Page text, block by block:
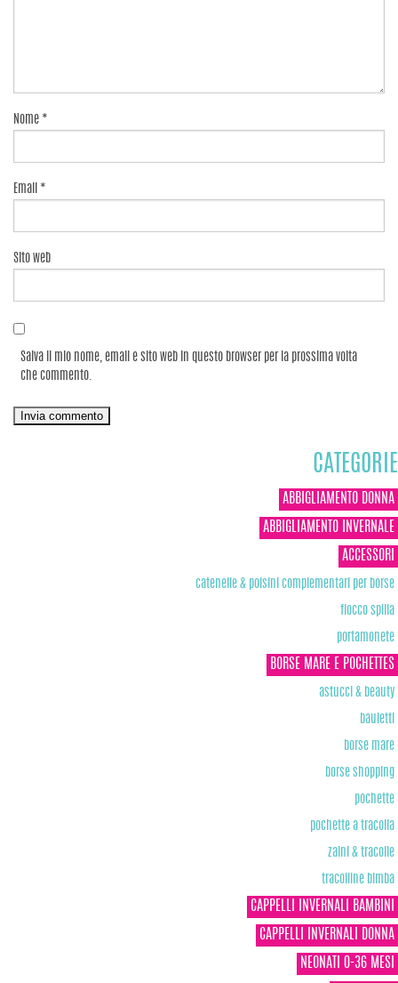
Nome *
Email *
Sito web
Salva il mio nome, email e sito web in questo browser per la prossima volta
che commento.
CATEGORIE
ABBIGLIAMENTO DONNA
ABBIGLIAMENTO INVERNALE
ACCESSORI
catenelle & polsini complementari per borse
fiocco spilla
portamonete
BORSE MARE E POCHETTES
astucci & beauty
bauletti
borse mare
borse shopping
pochette
pochette a tracolla
zaini & tracolle
tracolline bimba
CAPPELLI INVERNALI BAMBINI
CAPPELLI INVERNALI DONNA
NEONATI 0-36 MESI